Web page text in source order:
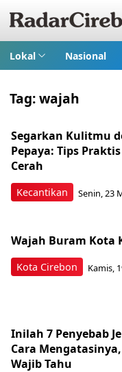
Lokal Nasional
Tag:wajah
Kecantikan
Segarkan Kulitmu
Pepaya: Tips
Cerah
Senin, 23
Kota Cirebon
Wajah Buram Kota
Kamis,
Inilah 7 Penyebab
Cara
Wajib Tahu